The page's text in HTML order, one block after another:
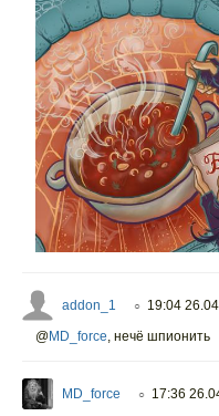
addon_1 ○ 19:04
@MD_force, нечё шпионить
MD_force ○ 17:36